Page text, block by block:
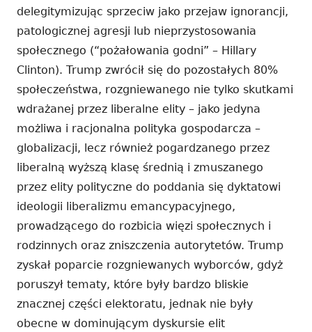
delegitymizując sprzeciw jako przejaw ignorancji,
patologicznej agresji lub nieprzystosowania
społecznego (“pożałowania godni” – Hillary
Clinton). Trump zwrócił się do pozostałych 80%
społeczeństwa, rozgniewanego nie tylko skutkami
wdrażanej przez liberalne elity – jako jedyna
możliwa i racjonalna polityka gospodarcza –
globalizacji, lecz również pogardzanego przez
liberalną wyższą klasę średnią i zmuszanego
przez elity polityczne do poddania się dyktatowi
ideologii liberalizmu emancypacyjnego,
prowadzącego do rozbicia więzi społecznych i
rodzinnych oraz zniszczenia autorytetów. Trump
zyskał poparcie rozgniewanych wyborców, gdyż
poruszył tematy, które były bardzo bliskie
znacznej części elektoratu, jednak nie były
obecne w dominującym dyskursie elit